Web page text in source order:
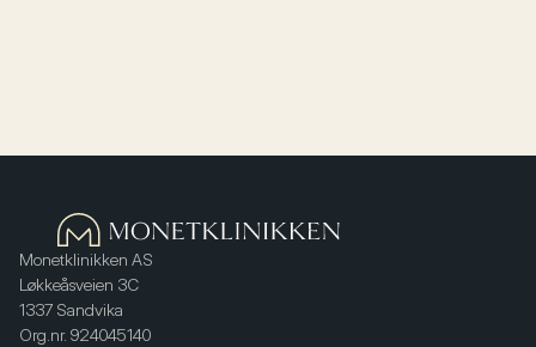
Monetklinikken AS
Løkkeåsveien 3C
1337 Sandvika
Org.nr. 924045140